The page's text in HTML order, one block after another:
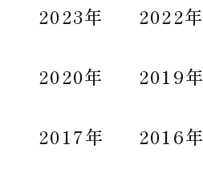
2023年 2022年
2020年 2019年
2017年 2016年